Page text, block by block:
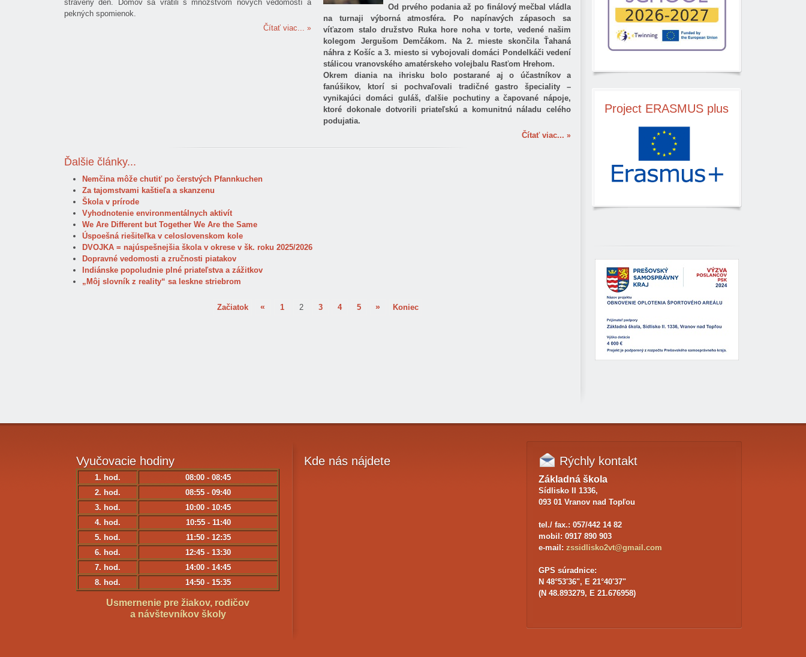
strávený deň. Domov sa vrátili s množstvom nových vedomostí a
pekných spomienok.
Čítať viac...
Od prvého podania až po finálový mečbal vládla
na turnaji výborná atmosféra. Po napínavých zápasoch sa
víťazom stalo družstvo Ruka hore noha v torte, vedené našim
kolegom Jergušom Demčákom. Na 2. mieste skončila Ťahaná
náhra z Košíc a 3. miesto si vybojovali domáci Pondelkáči vedení
stálicou vranovského amatérskeho volejbalu Rasťom Hrehom.
Okrem diania na ihrisku bolo postarané aj o účastníkov a
fanúšikov, ktorí si pochvaľovali tradičné gastro špeciality –
vynikajúci domáci guláš, ďalšie pochutiny a čapované nápoje,
ktoré dokonale dotvorili priateľskú a komunitnú náladu celého
podujatia.
Čítať viac...
Ďalšie články...
Nemčina môže chutiť po čerstvých Pfannkuchen
Za tajomstvami kaštieľa a skanzenu
Škola v prírode
Vyhodnotenie environmentálnych aktivít
We Are Different but Together We Are the Same
Úspoešná riešiteľka v celoslovenskom kole
DVOJKA = najúspešnejšia škola v okrese v šk. roku 2025/2026
Dopravné vedomosti a zručnosti piatakov
Indiánske popoludnie plné priateľstva a zážitkov
„Môj slovník z reality“ sa leskne striebrom
Začiatok « 1 2 3 4 5 » Koniec
Project ERASMUS plus
Vyučovacie hodiny
1. hod.
08:00 - 08:45
2. hod.
08:55 - 09:40
3. hod.
10:00 - 10:45
4. hod.
10:55 - 11:40
5. hod.
11:50 - 12:35
6. hod.
12:45 - 13:30
7. hod.
14:00 - 14:45
8. hod.
14:50 - 15:35
Usmernenie pre žiakov, rodičov
a návštevníkov školy
Kdenás nájdete Rýchlykontakt
Základná škola
Sídlisko II 1336,
093 01 Vranov nad Topľou
tel./ fax.: 057/442 14 82
mobil: 0917 890 903
e-mail: zssidlisko2vt@gmail.com
GPS súradnice:
N 48°53'36", E 21°40'37"
(N 48.893279, E 21.676958)